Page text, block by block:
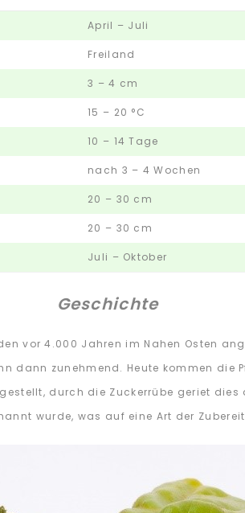
April – Juli
Freiland
3 – 4 cm
15 – 20 °C
10 – 14 Tage
nach 3 – 4 Wochen
20 – 30 cm
20 – 30 cm
Juli – Oktober
Geschichte
vor 4.000 Jahren im Nahen Osten
dann zunehmend. Heute kommen die
durch die Zuckerrübe geriet
wurde, was auf eine Art der